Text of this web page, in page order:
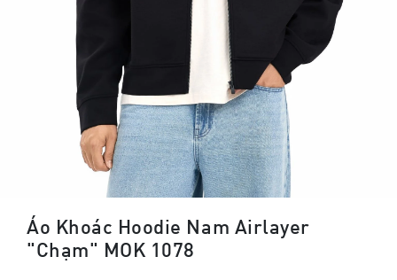
Áo Khoác Hoodie Nam Airlayer
"Chạm" MOK 1078